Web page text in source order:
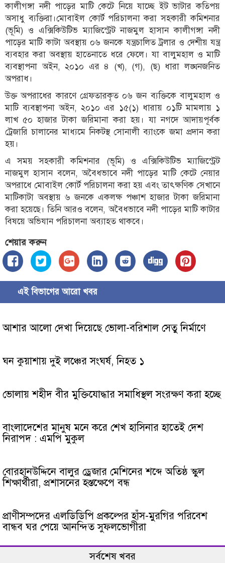
কালীগঙ্গা নদী পাড়ের মাটি কেটে নিয়ে যাচ্ছে ইট ভাটার কতিপয়
অসাধু ব্যক্তিরা।মোবাইল কোর্ট পরিচালনা করা সহকারী কমিশনার
(ভূমি) ও এক্সিকিউটিভ ম্যাজিস্ট্রেট নাজমুল হাসান কালীগঙ্গা নদী
পাড়ের মাটি কাটা অবস্থায় ০৬ জনকে যন্ত্রচালিত ট্রলার ও দেশীয় যন্ত্র
ব্যবহার করা অবস্থায় হাতেনাতে ধরে ফেলে। যা বালুমহাল ও মাটি
ব্যবস্থাপনা অইন, ২০১০ এর ৪ (খ), (গ), (ছ) ধারা লঙ্ঘনজনিত
অপরাধ।
উক্ত অপরাধের কারণে গ্রেফতারকৃত ০৬ জন ব্যক্তিকে বালুমহাল ও
মাটি ব্যবস্থাপনা অইন, ২০১০ এর ১৫(১) ধারায় ০১টি মামলায় ১
লাখ ৫০ হাজার টাকা জরিমানা করা হয়। যা নগদে আদায়পূর্বক
ট্রেজারি চালানের মাধ্যমে নিকটস্থ সোনালী ব্যাংকে জমা প্রদান করা
হয়।
এ সময় সহকারী কমিশনার (ভূমি) ও এক্সিকিউটিভ ম্যাজিস্ট্রেট
নাজমুল হাসান বলেন, অবৈধভাবে নদী পাড়ের মাটি কেটে নেয়ার
অপরাধে মোবাইল কোর্ট পরিচালনা করা হয় এবং তাৎক্ষণিক সেখানে
মাটিকাটা অবস্থায় ৬ জনকে একলক্ষ পঞ্চাশ হাজার টাকা জরিমানা
করা হয়েছে। তিনি আরও বলেন, অবৈধভাবে নদী পাড়ের মাটি কাটার
বিষয়ে অভিযান পরিচালনা অব্যাহত থাকবে।
শেয়ার করুন
এই বিভাগের আরো খবর
আশার আলো দেখা দিয়েছে ভোলা-বরিশাল সেতু নির্মাণে
ঘন কুয়াশায় দুই লঞ্চের সংঘর্ষ, নিহত ১
ভোলায় শহীদ বীর মুক্তিযোদ্ধার সমাধিস্থল সংরক্ষণ করা হচ্ছে
বাংলাদেশের মানুষ মনে করে শেখ হাসিনার হাতেই দেশ
নিরাপদ : এমপি মুকুল
বোরহানউদ্দিনে বালুর ড্রেজার মেশিনের শব্দে অতিষ্ঠ স্কুল
শিক্ষার্থীরা, প্রশাসনের হস্তক্ষেপে বন্ধ
প্রাণীসম্পদের এলডিডিপি প্রকল্পের হাঁস-মুরগির পরিবেশ
বান্ধব ঘর পেয়ে আনন্দিত সুফলভোগীরা
সর্বশেষ খবর